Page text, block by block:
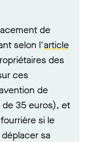
de
selon l'article
des
ces
de
35 euros), et
si le
sa